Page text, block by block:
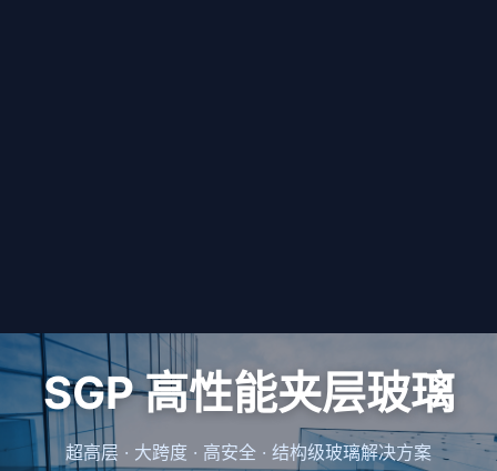
SGP 高性能夹层玻璃
超高层 · 大跨度 · 高安全 · 结构级玻璃解决方案